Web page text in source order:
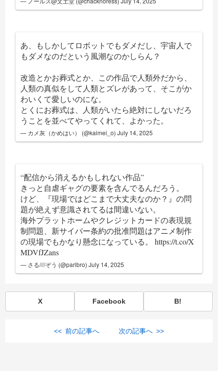
あ、もしかしてロボットでもダメだし、宇宙人で
もダメなのだという風潮なのかしらん？
改造とかお葬式とか、この作品で人類外だから、
人類の真似をして人類とズレがあって、そこがか
わいくて愛しいのにな。
とくにお葬式は、人類がいたら絶対にしないだろ
うことを並べてやってくれて、よかった。
— カメ灰（かめはい） (@kaimei_o)July 14, 2025
“配信から消えるかもしれない作品”
きっと自虐ギャグの要素を含んでるんだろう。
けど、『現場ではどこまで大丈夫なのか？』の問
題が絶えず意識されてるは間違いない。
海外プラットホームやクレジットカードの表現規
制問題、新サイバー条約の批准問題はアニメ制作
の現場でもかなり懸念になっている。https://t.co/X
MDVfJZans
— さる////ぞう (@parlbro)July 14, 2025
X Facebook B!
<< 前の記事へ 次の記事へ >>